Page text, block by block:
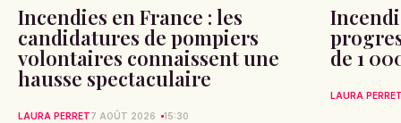
Incendies en France : les
candidatures de pompiers
volontaires connaissent une
hausse spectaculaire
LAURA PERRET7 AOÛT 2026 15:30
de 1
LAURA